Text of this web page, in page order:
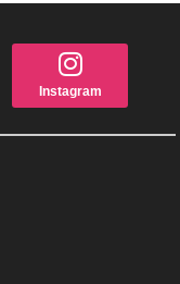
Instagram